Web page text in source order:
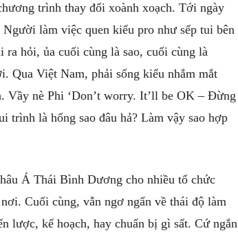
trình thay đổi xoành xoạch. Tới ngày
làm việc quen kiểu pro như sếp tui bên
hỏi, ủa cuối cùng là sao, cuối cùng là
Qua Việt Nam, phải sống kiểu nhắm mắt
Vầy nè Phi ‘Don’t worry. It’ll be OK – Đừng
trình là hổng sao đâu hả? Làm vậy sao hợp
Á Thái Bình Dương cho nhiều tổ chức
Cuối cùng, vẫn ngơ ngẩn về thái độ làm
lược, kế hoạch, hay chuẩn bị gì sất. Cứ ngắn